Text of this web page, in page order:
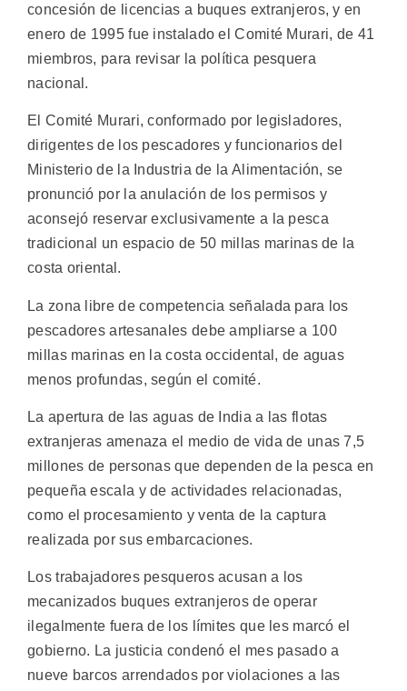
concesión de licencias a buques extranjeros, y en
enero de 1995 fue instalado el Comité Murari, de 41
miembros, para revisar la política pesquera
nacional.
El Comité Murari, conformado por legisladores,
dirigentes de los pescadores y funcionarios del
Ministerio de la Industria de la Alimentación, se
pronunció por la anulación de los permisos y
aconsejó reservar exclusivamente a la pesca
tradicional un espacio de 50 millas marinas de la
costa oriental.
La zona libre de competencia señalada para los
pescadores artesanales debe ampliarse a 100
millas marinas en la costa occidental, de aguas
menos profundas, según el comité.
La apertura de las aguas de India a las flotas
extranjeras amenaza el medio de vida de unas 7,5
millones de personas que dependen de la pesca en
pequeña escala y de actividades relacionadas,
como el procesamiento y venta de la captura
realizada por sus embarcaciones.
Los trabajadores pesqueros acusan a los
mecanizados buques extranjeros de operar
ilegalmente fuera de los límites que les marcó el
gobierno. La justicia condenó el mes pasado a
nueve barcos arrendados por violaciones a las